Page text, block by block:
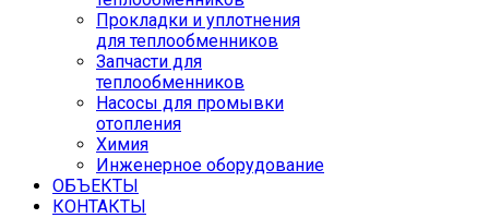
Прокладки и уплотнения
для теплообменников
Запчасти для
теплообменников
Насосы для промывки
отопления
Химия
Инженерное оборудование
ОБЪЕКТЫ
КОНТАКТЫ